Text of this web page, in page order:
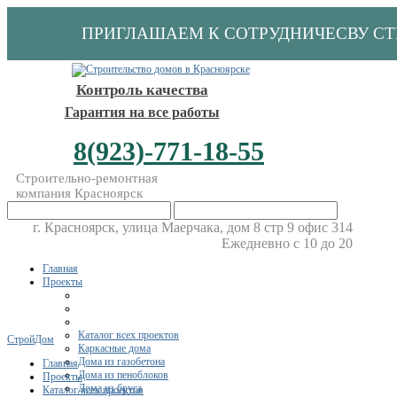
ПРИГЛАШАЕМ К СОТРУДНИЧЕСВУ
Контроль качества
Гарантия на все работы
8(923)-771-18-55
Строительно-ремонтная
компания Красноярск
г. Красноярск, улица Маерчака, дом 8 стр 9 офис 314
Ежедневно с 10 до 20
Главная
Проекты
Каталог всех проектов
Каркасные дома
Дома из газобетона
Дома из пеноблоков
Дома из бруса
СтройДом
Главная
Проекты
Каталог всех проектов